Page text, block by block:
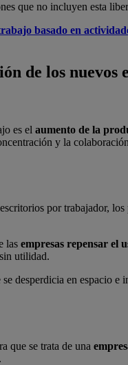
que no incluyen esta
basado en
de los nuevos
es el aumento de la
y la
por trabajador,
las empresas repensar el
utilidad.
desperdicia en espacio e
que se trata de una